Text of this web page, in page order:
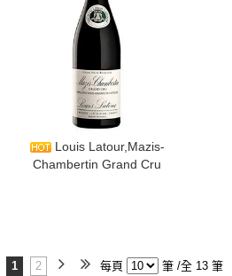
​Louis Latour,Mazis-
Chambertin Grand Cru
1 2 每頁 筆 /全 13 筆